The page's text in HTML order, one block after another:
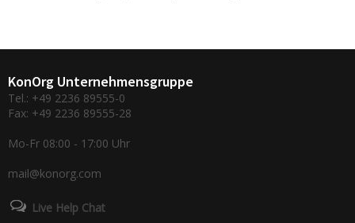
KonOrg Unternehmensgruppe
Tel.: +49 2236 89555-0
Fax: +49 2236 89555-28
Mo-Fr 08:00 - 17:00 Uhr
mail@konorg.com
Live Help Chat